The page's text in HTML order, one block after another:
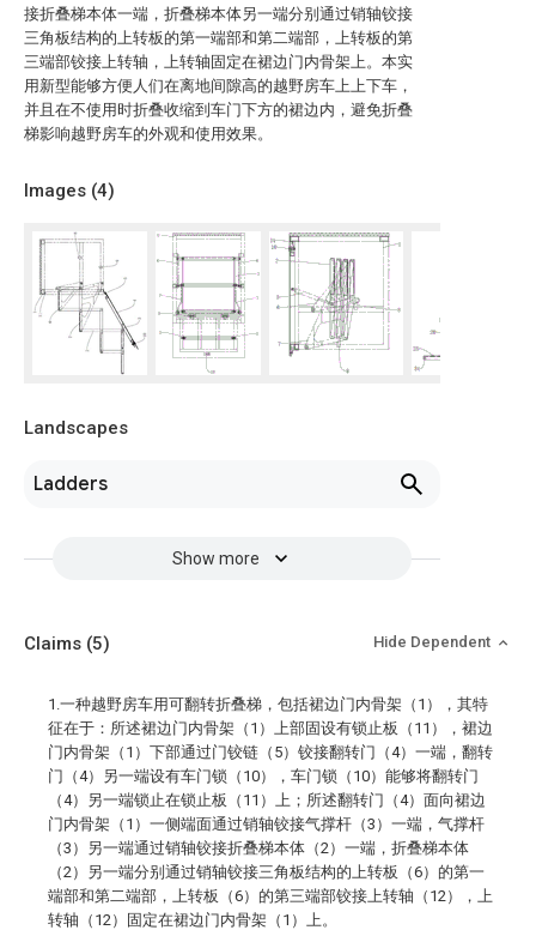
接折叠梯本体一端，折叠梯本体另一端分别通过销轴铰接
三角板结构的上转板的第一端部和第二端部，上转板的第
三端部铰接上转轴，上转轴固定在裙边门内骨架上。本实
用新型能够方便人们在离地间隙高的越野房车上上下车，
并且在不使用时折叠收缩到车门下方的裙边内，避免折叠
梯影响越野房车的外观和使用效果。
Images (4)
Landscapes
Ladders
Show more
Claims (5) Hide Dependent
1.一种越野房车用可翻转折叠梯，包括裙边门内骨架（1），其特
征在于：所述裙边门内骨架（1）上部固设有锁止板（11），裙边
门内骨架（1）下部通过门铰链（5）铰接翻转门（4）一端，翻转
门（4）另一端设有车门锁（10），车门锁（10）能够将翻转门
（4）另一端锁止在锁止板（11）上；所述翻转门（4）面向裙边
门内骨架（1）一侧端面通过销轴铰接气撑杆（3）一端，气撑杆
（3）另一端通过销轴铰接折叠梯本体（2）一端，折叠梯本体
（2）另一端分别通过销轴铰接三角板结构的上转板（6）的第一
端部和第二端部，上转板（6）的第三端部铰接上转轴（12），上
转轴（12）固定在裙边门内骨架（1）上。